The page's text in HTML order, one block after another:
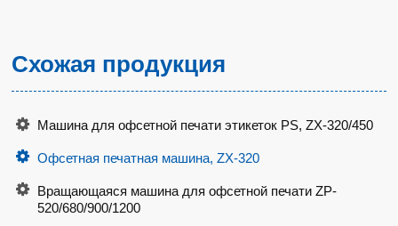
Схожая продукция
Машина для офсетной печати этикеток PS, ZX-320/450
Офсетная печатная машина, ZX-320
Вращающаяся машина для офсетной печати ZP-
520/680/900/1200